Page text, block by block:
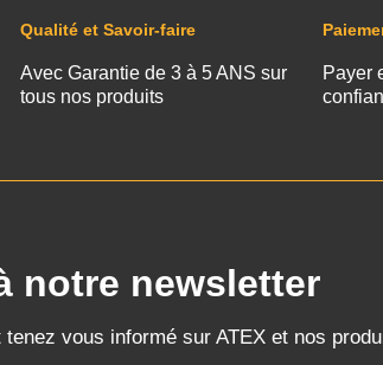
Qualité et Savoir-faire
Avec Garantie de 3 à 5 ANS sur
tous nos produits
Payer
notre newsletter
vous informé sur ATEX et nos